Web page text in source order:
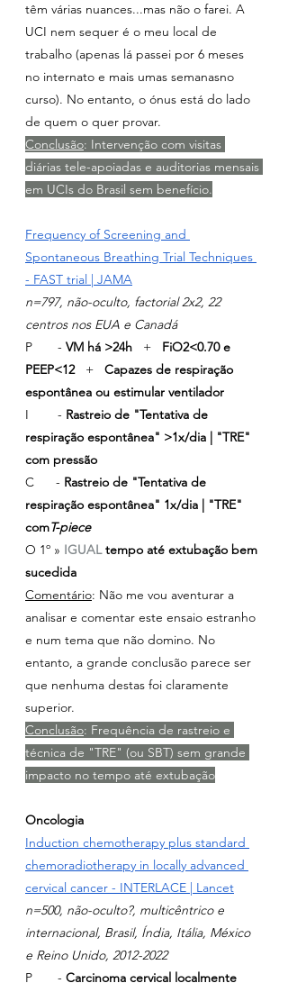
têm várias nuances...mas não o farei. A
UCI nem sequer é o meu local de
trabalho (apenas lá passei por 6 meses
no internato e mais umas semanasno
curso). No entanto, o ónus está do lado
de quem o quer provar.
Conclusão: Intervenção com visitas
diárias tele-apoiadas e auditorias mensais
em UCIs do Brasil sem benefício.
Frequency of Screening and
Spontaneous Breathing Trial Techniques
- FAST trial | JAMA
n=797, não-oculto, factorial 2x2, 22
centros nos EUA e Canadá
P       - VM há >24h
  +
FiO2<0.70 e
PEEP<12
   +
Capazes de respiração
espontânea ou estimular ventilador
I        - Rastreio de "Tentativa de
respiração espontânea" >1x/dia | "TRE"
com pressão
C      - Rastreio de "Tentativa de
respiração espontânea" 1x/dia | "TRE"
comT-piece
O 1º » IGUAL tempo até extubação bem
sucedida
Comentário: Não me vou aventurar a
analisar e comentar este ensaio estranho
e num tema que não domino. No
entanto, a grande conclusão parece ser
que nenhuma destas foi claramente
superior.
Conclusão: Frequência de rastreio e
técnica de "TRE" (ou SBT) sem grande
impacto no tempo até extubação
Oncologia
Induction chemotherapy plus standard
chemoradiotherapy in locally advanced
cervical cancer - INTERLACE | Lancet
n=500, não-oculto?, multicêntrico e
internacional, Brasil, Índia, Itália, México
e Reino Unido, 2012-2022
P       - Carcinoma cervical localmente